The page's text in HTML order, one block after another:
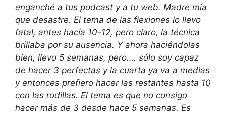
enganché a tus podcast y a tu web. Madre mía
que desastre. El tema de las flexiones lo llevo
fatal, antes hacía 10-12, pero claro, la técnica
brillaba por su ausencia. Y ahora haciéndolas
bien, llevo 5 semanas, pero…. sólo soy capaz
de hacer 3 perfectas y la cuarta ya va a medias
y entonces prefiero hacer las restantes hasta 10
con las rodillas. El tema es que no consigo
hacer más de 3 desde hace 5 semanas. Es